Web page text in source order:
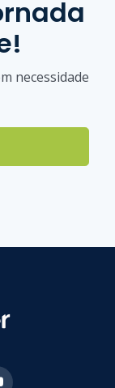
necessidade